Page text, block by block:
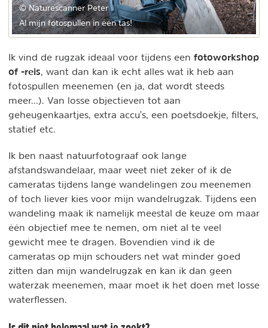
© Naturescanner Peter
Al mijn fotospullen in één tas!
Ik vind de rugzak ideaal voor tijdens een fotoworkshop
of -reis , want dan kan ik echt alles wat ik heb aan
fotospullen meenemen (en ja, dat wordt steeds
meer...). Van losse objectieven tot aan
geheugenkaartjes, extra accu's, een poetsdoekje, filters,
statief etc.
Ik ben naast natuurfotograaf ook lange
afstandswandelaar, maar weet niet zeker of ik de
cameratas tijdens lange wandelingen zou meenemen
of toch liever kies voor mijn wandelrugzak. Tijdens een
wandeling maak ik namelijk meestal de keuze om maar
één objectief mee te nemen, om niet al te veel
gewicht mee te dragen. Bovendien vind ik de
cameratas op mijn schouders net wat minder goed
zitten dan mijn wandelrugzak en kan ik dan geen
waterzak meenemen, maar moet ik het doen met losse
waterflessen.